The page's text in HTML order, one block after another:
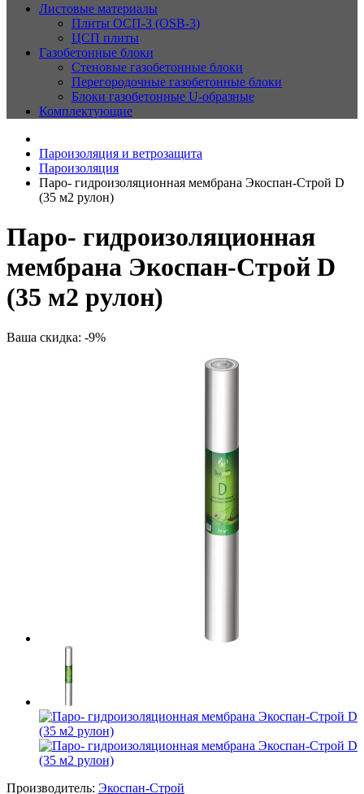
Листовые материалы
Плиты ОСП-3 (OSB-3)
ЦСП плиты
Газобетонные блоки
Стеновые газобетонные блоки
Перегородочные газобетонные блоки
Блоки газобетонные U-образные
Комплектующие
Пароизоляция и ветрозащита
Пароизоляция
Паро- гидроизоляционная мембрана Экоспан-Строй D
(35 м2 рулон)
Паро- гидроизоляционная
мембрана Экоспан-Строй D
(35 м2 рулон)
Ваша скидка: -9%
Производитель: Экоспан-Строй